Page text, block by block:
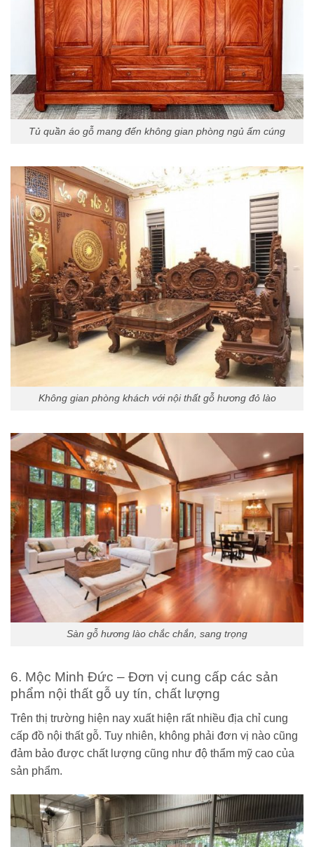
Tủ quần áo gỗ mang đến không gian phòng ngủ ấm cúng
Không gian phòng khách với nội thất gỗ hương đỏ lào
Sàn gỗ hương lào chắc chắn, sang trọng
6. Mộc Minh Đức – Đơn vị cung cấp các sản
phẩm nội thất gỗ uy tín, chất lượng
Trên thị trường hiện nay xuất hiện rất nhiều địa chỉ cung
cấp đồ nội thất gỗ. Tuy nhiên, không phải đơn vị nào cũng
đảm bảo được chất lượng cũng như độ thẩm mỹ cao của
sản phẩm.